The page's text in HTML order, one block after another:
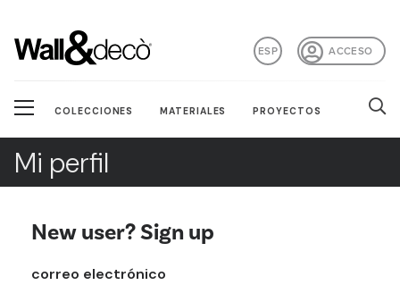
ACCESO
ESP
COLECCIONES MATERIALES PROYECTOS
Mi perfil
New user? Sign up
correo electrónico